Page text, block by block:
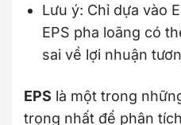
Lưu ý: Chỉ dựa vào
EPS pha loãng có
sai về lợi nhuận
EPS là một trong
trọng nhất để phân